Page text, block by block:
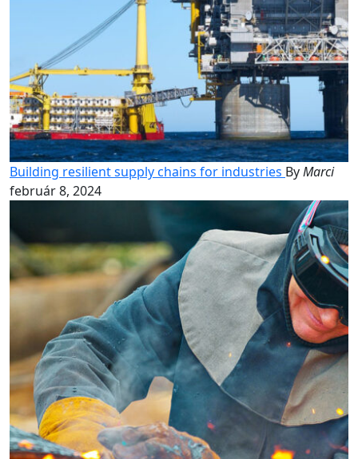
Building resilient supply chains for industries ByMarci
február 8, 2024